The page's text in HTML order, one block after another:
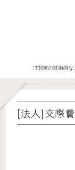
IT関連の技術的な
[法人]交際